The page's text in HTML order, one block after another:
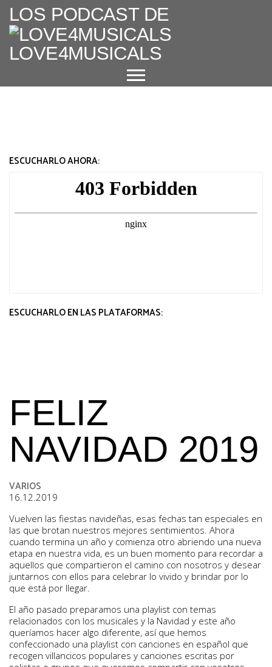
LOS PODCAST DE
LOVE4MUSICALS
EL MUSICAL EN ESPAÑA
ENTREVISTAS
PROTAGONISTAS
ESCUCHARLO AHORA:
ESCUCHARLO EN LAS PLATAFORMAS:
FELIZ
NAVIDAD 2019
VARIOS
16.12.2019
Vuelven las fiestas navideñas, esas fechas tan especiales en
las que brotan nuestros mejores sentimientos. Ahora
cuando termina un año y comienza otro abriendo una nueva
etapa en nuestra vida, es un buen momento para recordar a
aquellos que compartieron el camino con nosotros y desear
juntarnos con ellos para celebrar lo vivido y brindar por lo
que está por llegar.
El año pasado preparamos una playlist con temas
relacionados con los musicales y la Navidad y este año
queríamos hacer algo diferente, así que hemos
confeccionado una playlist con canciones en español que
recogen villancicos populares y canciones escritas por